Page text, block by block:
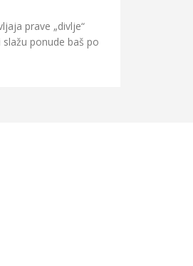
prave „divlje“
ponude baš po